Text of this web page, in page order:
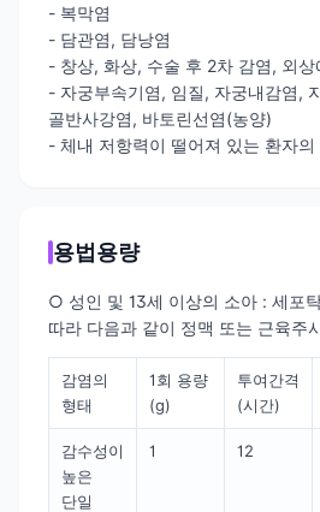
- 복막염
- 담관염, 담낭염
- 창상, 화상, 수술 후 2차 감염, 외상
- 자궁부속기염, 임질, 자궁내감염,
골반사강염, 바토린선염(농양)
- 체내 저항력이 떨어져 있는 환자의
용법용량
○ 성인 및 13세 이상의 소아 : 세포
따라 다음과 같이 정맥 또는 근육주
감염의
형태
1회 용량
(g)
투여간격
(시간)
감수성이
높은
단일
1 12